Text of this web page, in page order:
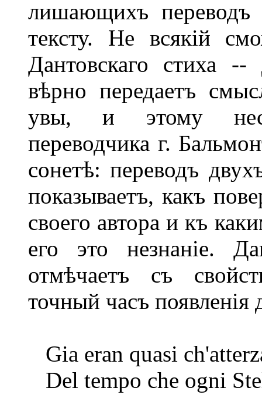
лишающихъ переводъ
тексту. Не всякій
Дантовскаго стиха --
вѣрно передаетъ
увы, и этому
переводчика г.
сонетѣ: переводъ
показываетъ, какъ
своего автора и къ
его это незнаніе.
отмѣчаетъ съ
точный часъ
Gia eran quasi
Del tempo che ogni